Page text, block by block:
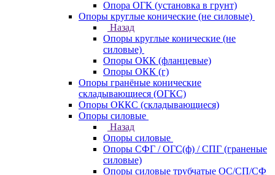
Опора ОГК (установка в грунт)
Опоры круглые конические (не силовые)
Назад
Опоры круглые конические (не
силовые)
Опоры ОКК (фланцевые)
Опоры ОКК (г)
Опоры гранёные конические
складывающиеся (ОГКС)
Опоры ОККС (складывающиеся)
Опоры силовые
Назад
Опоры силовые
Опоры СФГ / ОГС(ф) / СПГ (граненые
силовые)
Опоры силовые трубчатые ОС/СП/СФ